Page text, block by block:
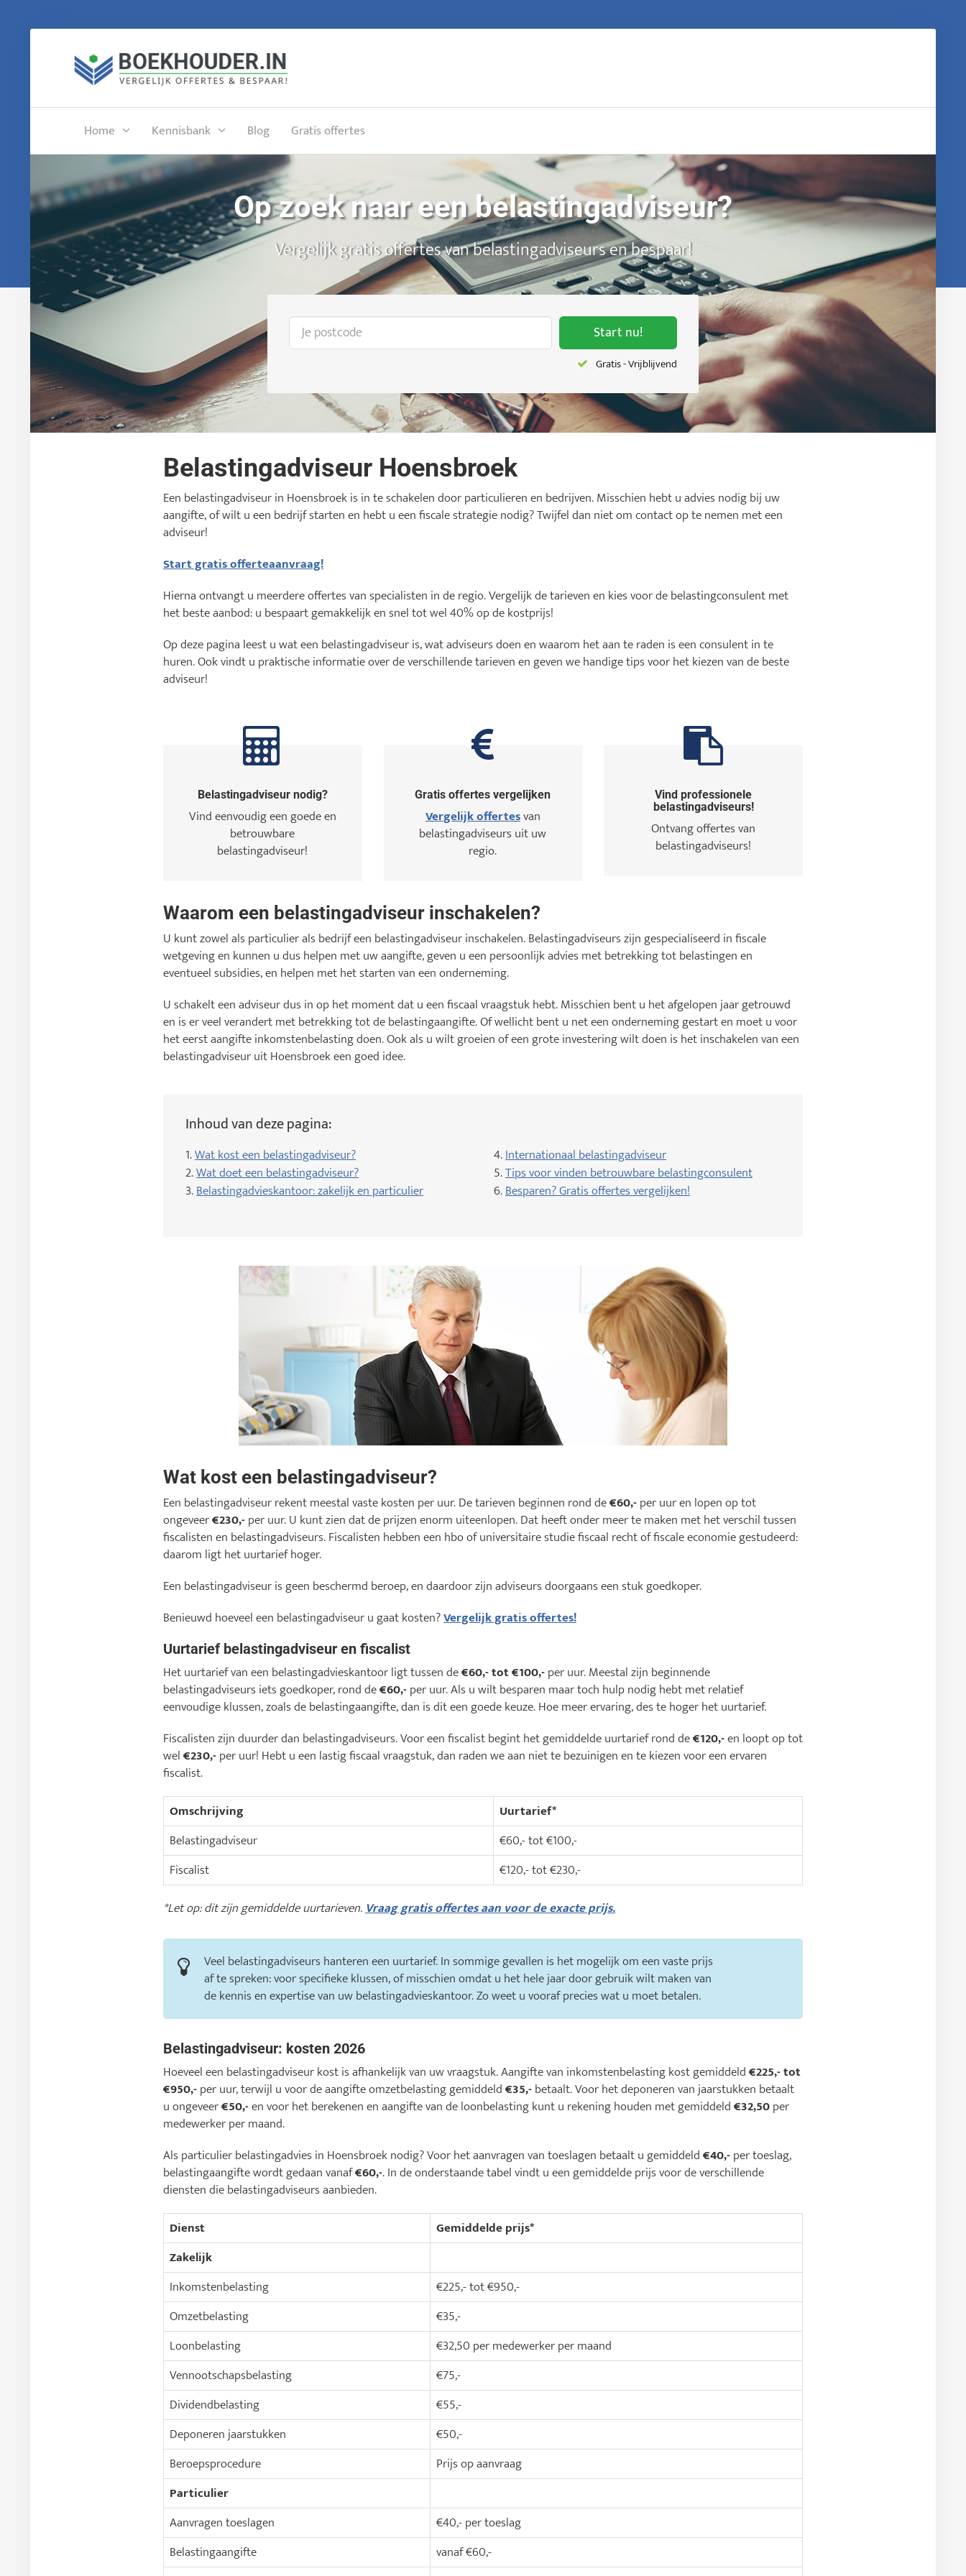
Home Kennisbank Blog Gratis offertes
Op zoek naar een belastingadviseur?
Vergelijk gratis offertes van belastingadviseurs en bespaar!
Start nu!
Gratis - Vrijblijvend
Belastingadviseur Hoensbroek
Een belastingadviseur in Hoensbroek is in te schakelen door particulieren en bedrijven. Misschien hebt u advies nodig bij uw
aangifte, of wilt u een bedrijf starten en hebt u een fiscale strategie nodig? Twijfel dan niet om contact op te nemen met een
adviseur!
Start gratis offerteaanvraag!
Hierna ontvangt u meerdere offertes van specialisten in de regio. Vergelijk de tarieven en kies voor de belastingconsulent met
het beste aanbod: u bespaart gemakkelijk en snel tot wel 40% op de kostprijs!
Op deze pagina leest u wat een belastingadviseur is, wat adviseurs doen en waarom het aan te raden is een consulent in te
huren. Ook vindt u praktische informatie over de verschillende tarieven en geven we handige tips voor het kiezen van de beste
adviseur!
Belastingadviseur nodig?
Vind eenvoudig een goede en
betrouwbare
belastingadviseur!
Gratis offertes vergelijken
Vergelijk offertesvan
belastingadviseurs uit uw
regio.
Vind professionele
belastingadviseurs!
Ontvang offertes van
belastingadviseurs!
Waarom een belastingadviseur inschakelen?
U kunt zowel als particulier als bedrijf een belastingadviseur inschakelen. Belastingadviseurs zijn gespecialiseerd in fiscale
wetgeving en kunnen u dus helpen met uw aangifte, geven u een persoonlijk advies met betrekking tot belastingen en
eventueel subsidies, en helpen met het starten van een onderneming.
U schakelt een adviseur dus in op het moment dat u een fiscaal vraagstuk hebt. Misschien bent u het afgelopen jaar getrouwd
en is er veel verandert met betrekking tot de belastingaangifte. Of wellicht bent u net een onderneming gestart en moet u voor
het eerst aangifte inkomstenbelasting doen. Ook als u wilt groeien of een grote investering wilt doen is het inschakelen van een
belastingadviseur uit Hoensbroek een goed idee.
Inhoud van deze pagina:
1.Wat kost een belastingadviseur?
2.Wat doet een belastingadviseur?
3.Belastingadvieskantoor: zakelijk en particulier
4.Internationaal belastingadviseur
5.Tips voor vinden betrouwbare belastingconsulent
6.Besparen? Gratis offertes vergelijken!
Wat kost een belastingadviseur?
Een belastingadviseur rekent meestal vaste kosten per uur. De tarieven beginnen rond de€60,-per uur en lopen op tot
ongeveer€230,-per uur. U kunt zien dat de prijzen enorm uiteenlopen. Dat heeft onder meer te maken met het verschil tussen
fiscalisten en belastingadviseurs. Fiscalisten hebben een hbo of universitaire studie fiscaal recht of fiscale economie gestudeerd:
daarom ligt het uurtarief hoger.
Een belastingadviseur is geen beschermd beroep, en daardoor zijn adviseurs doorgaans een stuk goedkoper.
Benieuwd hoeveel een belastingadviseur u gaat kosten?Vergelijk gratis offertes!
Uurtarief belastingadviseur en fiscalist
Het uurtarief van een belastingadvieskantoor ligt tussen de€60,- tot €100,-per uur. Meestal zijn beginnende
belastingadviseurs iets goedkoper, rond de€60,-per uur. Als u wilt besparen maar toch hulp nodig hebt met relatief
eenvoudige klussen, zoals de belastingaangifte, dan is dit een goede keuze. Hoe meer ervaring, des te hoger het uurtarief.
Fiscalisten zijn duurder dan belastingadviseurs. Voor een fiscalist begint het gemiddelde uurtarief rond de€120,-en loopt op tot
wel€230,-per uur! Hebt u een lastig fiscaal vraagstuk, dan raden we aan niet te bezuinigen en te kiezen voor een ervaren
fiscalist.
Omschrijving
Uurtarief*
Belastingadviseur
€60,- tot €100,-
Fiscalist
€120,- tot €230,-
*Let op: dit zijn gemiddelde uurtarieven.Vraag gratis offertes aan voor de exacte prijs.
Veel belastingadviseurs hanteren een uurtarief. In sommige gevallen is het mogelijk om een vaste prijs
af te spreken: voor specifieke klussen, of misschien omdat u het hele jaar door gebruik wilt maken van
de kennis en expertise van uw belastingadvieskantoor. Zo weet u vooraf precies wat u moet betalen.
Belastingadviseur: kosten 2026
Hoeveel een belastingadviseur kost is afhankelijk van uw vraagstuk. Aangifte van inkomstenbelasting kost gemiddeld€225,- tot
€950,-per uur, terwijl u voor de aangifte omzetbelasting gemiddeld€35,-betaalt. Voor het deponeren van jaarstukken betaalt
u ongeveer€50,-en voor het berekenen en aangifte van de loonbelasting kunt u rekening houden met gemiddeld€32,50per
medewerker per maand.
Als particulier belastingadvies in Hoensbroek nodig? Voor het aanvragen van toeslagen betaalt u gemiddeld€40,-per toeslag,
belastingaangifte wordt gedaan vanaf€60,-. In de onderstaande tabel vindt u een gemiddelde prijs voor de verschillende
diensten die belastingadviseurs aanbieden.
Dienst
Gemiddelde prijs*
Zakelijk
Inkomstenbelasting
€225,- tot €950,-
Omzetbelasting
€35,-
Loonbelasting
€32,50 per medewerker per maand
Vennootschapsbelasting
€75,-
Dividendbelasting
€55,-
Deponeren jaarstukken
€50,-
Beroepsprocedure
Prijs op aanvraag
Particulier
Aanvragen toeslagen
€40,- per toeslag
Belastingaangifte
vanaf €60,-